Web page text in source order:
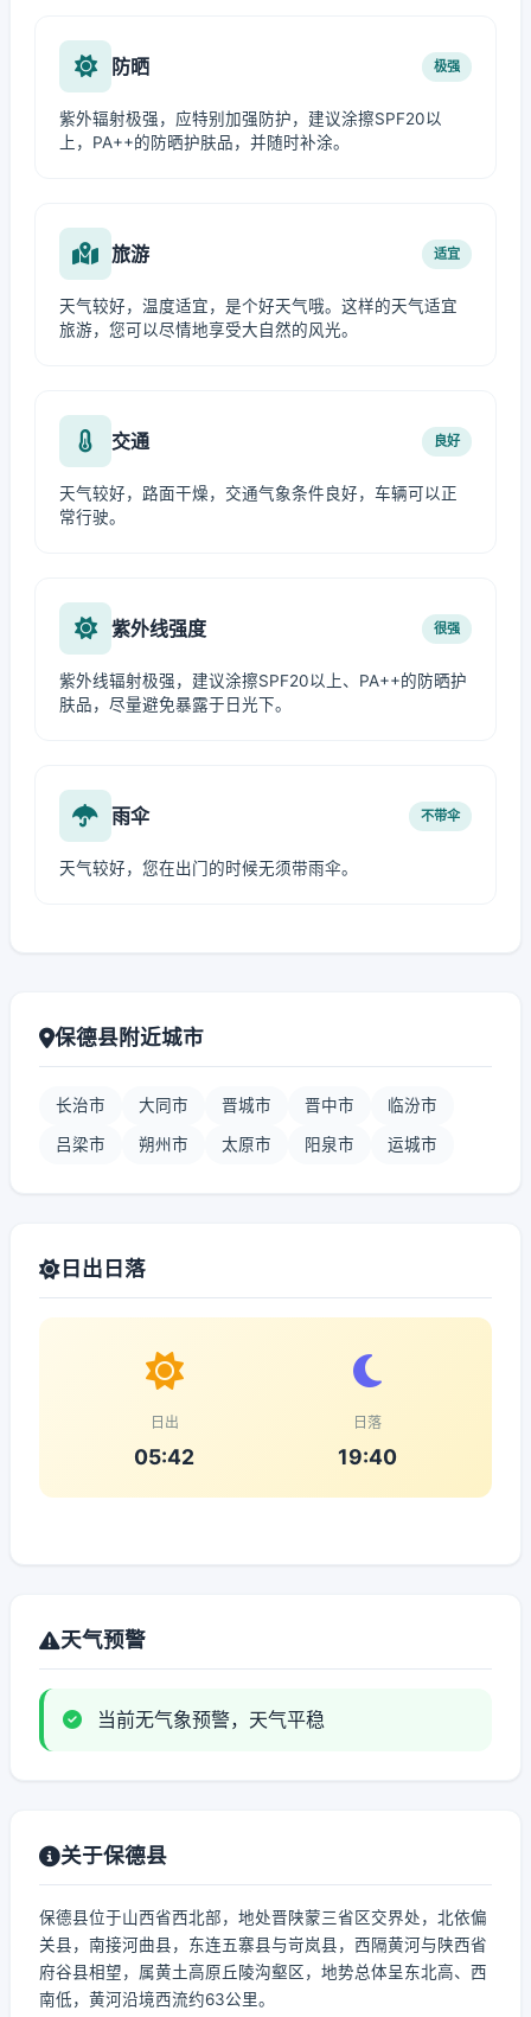
防晒 极强
紫外辐射极强，应特别加强防护，建议涂擦SPF20以
上，PA++的防晒护肤品，并随时补涂。
旅游 适宜
天气较好，温度适宜，是个好天气哦。这样的天气适宜
旅游，您可以尽情地享受大自然的风光。
交通 良好
天气较好，路面干燥，交通气象条件良好，车辆可以正
常行驶。
紫外线强度 很强
紫外线辐射极强，建议涂擦SPF20以上、PA++的防晒护
肤品，尽量避免暴露于日光下。
雨伞 不带伞
天气较好，您在出门的时候无须带雨伞。
保德县附近城市
长治市 大同市 晋城市 晋中市 临汾市
吕梁市 朔州市 太原市 阳泉市 运城市
日出日落
日出
05:42
日落
19:40
天气预警
当前无气象预警，天气平稳
关于保德县
保德县位于山西省西北部，地处晋陕蒙三省区交界处，北依偏
关县，南接河曲县，东连五寨县与岢岚县，西隔黄河与陕西省
府谷县相望，属黄土高原丘陵沟壑区，地势总体呈东北高、西
南低，黄河沿境西流约63公里。